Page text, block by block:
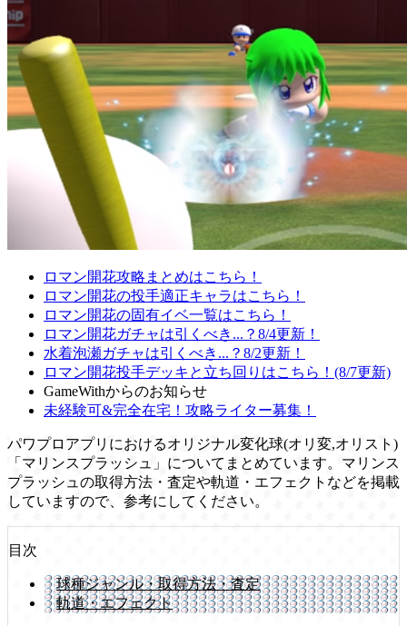
ロマン開花攻略まとめはこちら！
ロマン開花の投手適正キャラはこちら！
ロマン開花の固有イベ一覧はこちら！
ロマン開花ガチャは引くべき...？8/4更新！
水着泡瀬ガチャは引くべき...？8/2更新！
ロマン開花投手デッキと立ち回りはこちら！(8/7更新)
GameWithからのお知らせ
未経験可&完全在宅！攻略ライター募集！
パワプロアプリにおけるオリジナル変化球(オリ変,オリスト)
「マリンスプラッシュ」についてまとめています。マリンス
プラッシュの取得方法・査定や軌道・エフェクトなどを掲載
していますので、参考にしてください。
目次
球種ジャンル・取得方法・査定
軌道・エフェクト